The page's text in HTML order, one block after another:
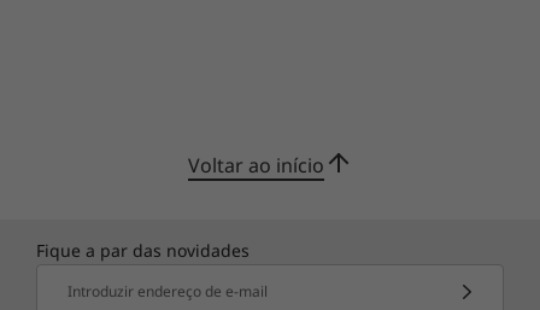
Voltar ao início
Fique a par das novidades
Introduzir endereço de e-mail